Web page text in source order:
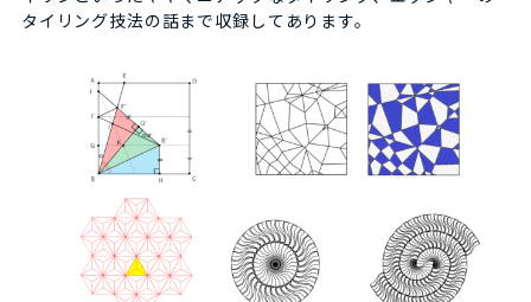
タイリング技法の話まで収録してあります。